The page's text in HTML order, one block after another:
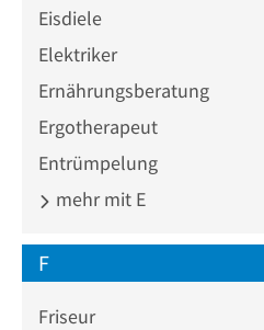
Eisdiele
Elektriker
Ernährungsberatung
Ergotherapeut
Entrümpelung
mehr mit E
F
Friseur